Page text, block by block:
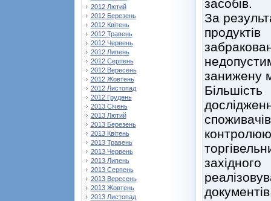
2012 Лютий
2012 Березень
2012 Квітень
2012 Травень
2012 Червень
2012 Липень
2012 Серпень
2012 Вересень
2012 Жовтень
2012 Листопад
2012 Грудень
2013 Січень
2013 Лютий
2013 Березень
2013 Квітень
2013 Травень
2013 Червень
2013 Липень
2013 Серпень
2013 Вересень
2013 Жовтень
2013 Листопад
засобів.
За
занижену